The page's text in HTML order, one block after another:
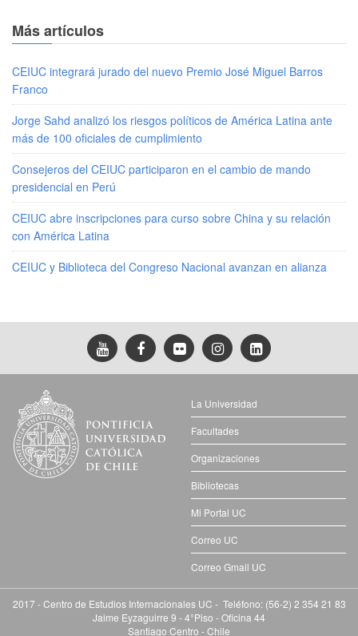
Más artículos
CEIUC integrará jurado del nuevo Premio José Miguel Barros
Franco
Jorge Sahd analizó los riesgos políticos de América Latina ante
más de 100 oficiales de cumplimiento
Consejeros del CEIUC participaron en el cambio de mando
presidencial en Perú
CEIUC abre inscripciones para curso sobre China y su relación
con América Latina
CEIUC y Biblioteca del Congreso Nacional avanzan en alianza
La Universidad
Facultades
Organizaciones
Bibliotecas
Mi Portal UC
Correo UC
Correo Gmail UC
2017 - Centro de Estudios Internacionales UC - Teléfono: (56-2) 2 354 21 83
Jaime Eyzaguirre 9 - 4°Piso - Oficina 44
Santiago Centro - Chile